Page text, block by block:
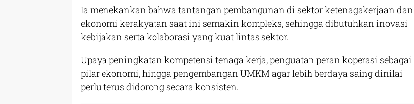
Ia menekankan bahwa tantangan pembangunan di sektor ketenagakerjaan dan
ekonomi kerakyatan saat ini semakin kompleks, sehingga dibutuhkan inovasi
kebijakan serta kolaborasi yang kuat lintas sektor.
Upaya peningkatan kompetensi tenaga kerja, penguatan peran koperasi sebagai
pilar ekonomi, hingga pengembangan UMKM agar lebih berdaya saing dinilai
perlu terus didorong secara konsisten.